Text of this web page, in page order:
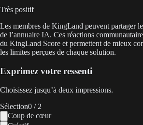
Très positif
Les membres de KingLand peuvent partager
de l’annuaire IA. Ces réactions
du KingLand Score et permettent de mieux
les limites perçues de chaque solution.
Exprimez votre ressenti
Choisissez jusqu’à deux impressions.
Sélection0 / 2
Coup de cœur